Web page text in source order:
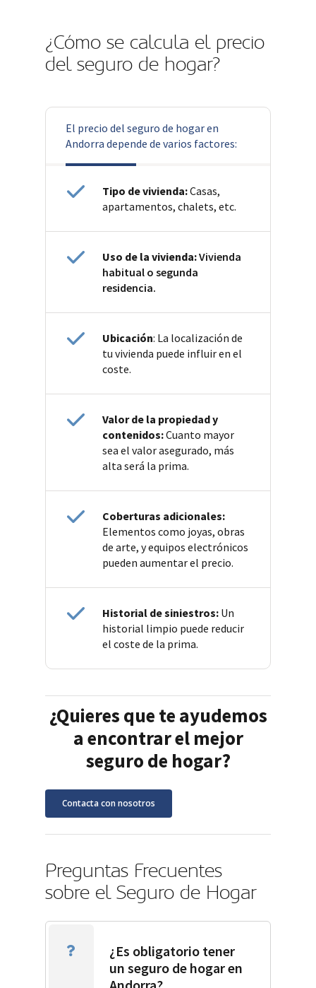
¿Cómo se calcula el precio
del seguro de hogar?
El precio del seguro de hogar en
Andorra depende de varios factores:
Tipo de vivienda:Casas,
apartamentos, chalets, etc.
Uso de la vivienda:Vivienda
habitual o segunda
residencia.
Ubicación: La localización de
tu vivienda puede influir en el
coste.
Valor de la propiedad y
contenidos:Cuanto mayor
sea el valor asegurado, más
alta será la prima.
Coberturas adicionales:
Elementos como joyas, obras
de arte, y equipos electrónicos
pueden aumentar el precio.
Historial de siniestros: Un
historial limpio puede reducir
el coste de la prima.
¿Quieres que te ayudemos
a encontrar el mejor
seguro de hogar?
Contacta con nosotros
Preguntas Frecuentes
sobre el Seguro de Hogar
¿Es obligatorio tener
un seguro de hogar en